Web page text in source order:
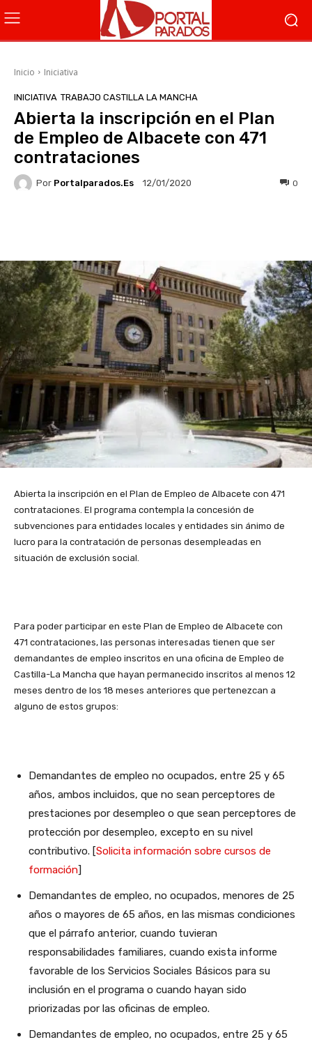
Inicio Iniciativa
INICIATIVA TRABAJO CASTILLA LA MANCHA
Abierta la inscripción en el Plan
de Empleo de Albacete con 471
contrataciones
Por Portalparados.es 12/01/2020 0
Abierta la inscripción en el Plan de Empleo de Albacete con 471
contrataciones. El programa contempla la concesión de
subvenciones para entidades locales y entidades sin ánimo de
lucro para la contratación de personas desempleadas en
situación de exclusión social.
Para poder participar en este Plan de Empleo de Albacete con
471 contrataciones, las personas interesadas tienen que ser
demandantes de empleo inscritos en una oficina de Empleo de
Castilla-La Mancha que hayan permanecido inscritos al menos 12
meses dentro de los 18 meses anteriores que pertenezcan a
alguno de estos grupos:
Demandantes de empleo no ocupados, entre 25 y 65
años, ambos incluidos, que no sean perceptores de
prestaciones por desempleo o que sean perceptores de
protección por desempleo, excepto en su nivel
contributivo. [Solicita información sobre cursos de
formación]
Demandantes de empleo, no ocupados, menores de 25
años o mayores de 65 años, en las mismas condiciones
que el párrafo anterior, cuando tuvieran
responsabilidades familiares, cuando exista informe
favorable de los Servicios Sociales Básicos para su
inclusión en el programa o cuando hayan sido
priorizadas por las oficinas de empleo.
Demandantes de empleo, no ocupados, entre 25 y 65